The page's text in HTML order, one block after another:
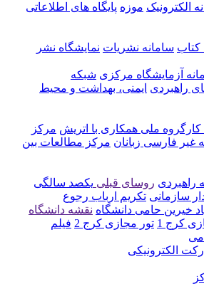
الکترونیک موزه پایگاه های اطلاعاتی
کتاب سامانه نشریات نمایشگاه نشر
آزمایشگاه مرکزی شبکه
راهبردی ایمنی، بهداشت و محیط
کارگروه ملی همکاری با اتریش مرکز
غیر فارسی زبانان مرکز مطالعات بین
راهبردی روسای قبلی یکصد سالگی
سازمانی تکریم ارباب رجوع
خیرین حامی دانشگاه نقشه دانشگاه
کرج 1 تور مجازی کرج 2
فیلم
الکترونیکی